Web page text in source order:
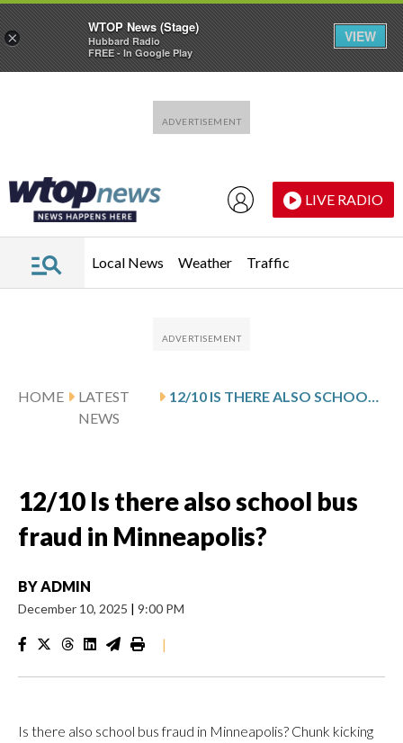
LIVE RADIO
Local News Weather Traffic
HOME
LATEST
NEWS
12/10 IS THERE ALSO SCHOOL BUS FRAUD IN MINNEAPOLIS?
12/10 Is there also school bus
fraud in Minneapolis?
BYADMIN
December 10, 2025 | 9:00 PM
|
Is there also school bus fraud in Minneapolis? Chunk kicking
×
WTOP News (Stage)
Hubbard Radio
FREE - In Google Play
VIEW